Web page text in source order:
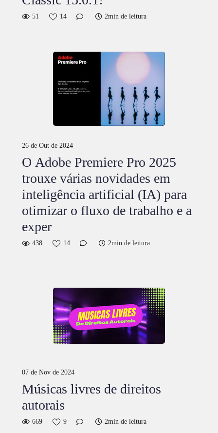
51 14 2min de leitura
26 de Out de 2024
O Adobe Premiere Pro 2025
trouxe várias novidades em
inteligência artificial (IA) para
otimizar o fluxo de trabalho e a
exper
438 14 2min de leitura
07 de Nov de 2024
Músicas livres de direitos
autorais
669 9 2min de leitura